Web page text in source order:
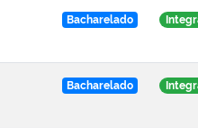
Bacharelado
Bacharelado